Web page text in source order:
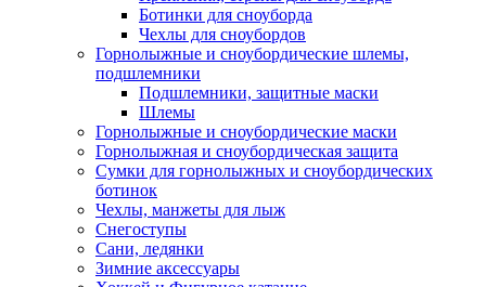
Ботинки для сноуборда
Чехлы для сноубордов
Горнолыжные и сноубордические шлемы,
подшлемники
Подшлемники, защитные маски
Шлемы
Горнолыжные и сноубордические маски
Горнолыжная и сноубордическая защита
Сумки для горнолыжных и сноубордических
ботинок
Чехлы, манжеты для лыж
Снегоступы
Сани, ледянки
Зимние аксессуары